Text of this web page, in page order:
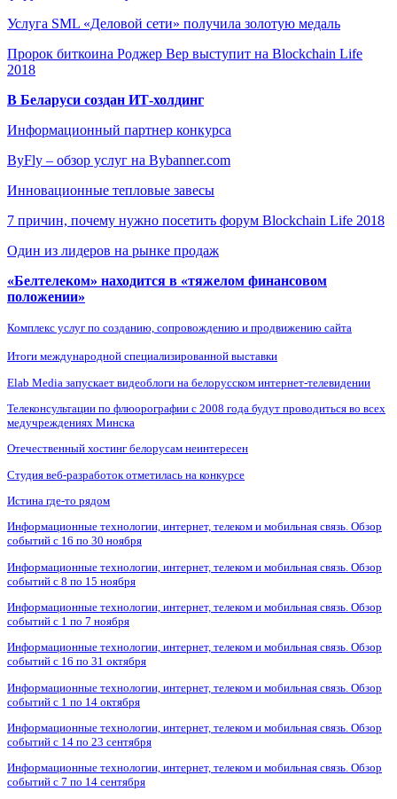
Услуга SML «Деловой сети» получила золотую медаль
Пророк биткоина Роджер Вер выступит на Blockchain Life
2018
В Беларуси создан ИТ-холдинг
Информационный партнер конкурса
ByFly – обзор услуг на Bybanner.com
Инновационные тепловые завесы
7 причин, почему нужно посетить форум Blockchain Life 2018
Один из лидеров на рынке продаж
«Белтелеком» находится в «тяжелом финансовом
положении»
Комплекс услуг по созданию, сопровождению и продвижению сайта
Итоги международной специализированной выставки
Elab Media запускает видеоблоги на белорусском интернет-телевидении
Телеконсультации по флюорографии с 2008 года будут проводиться во всех
медучреждениях Минска
Отечественный хостинг белорусам неинтересен
Студия веб-разработок отметилась на конкурсе
Истина где-то рядом
Информационные технологии, интернет, телеком и мобильная связь. Обзор
событий с 16 по 30 ноября
Информационные технологии, интернет, телеком и мобильная связь. Обзор
событий с 8 по 15 ноября
Информационные технологии, интернет, телеком и мобильная связь. Обзор
событий с 1 по 7 ноября
Информационные технологии, интернет, телеком и мобильная связь. Обзор
событий с 16 по 31 октября
Информационные технологии, интернет, телеком и мобильная связь. Обзор
событий с 1 по 14 октября
Информационные технологии, интернет, телеком и мобильная связь. Обзор
событий с 14 по 23 сентября
Информационные технологии, интернет, телеком и мобильная связь. Обзор
событий с 7 по 14 сентября